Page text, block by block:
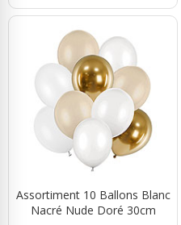
Assortiment 10 Ballons Blanc
Nacré Nude Doré 30cm